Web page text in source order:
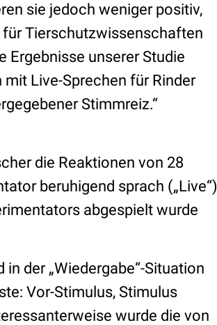
sie jedoch weniger positiv,
Tierschutzwissenschaften
Ergebnisse unserer Studie
Live-Sprechen für Rinder
Stimmreiz.“
die Reaktionen von 28
beruhigend sprach („Live“)
abgespielt wurde
der „Wiedergabe“-Situation
Vor-Stimulus, Stimulus
wurde die von